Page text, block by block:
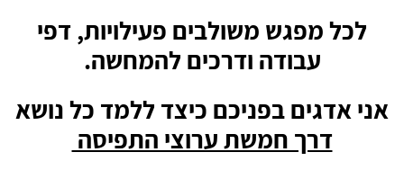
לכל מפגש משולבים פעילויות, דפי
עבודה ודרכים להמחשה.
אני אדגים בפניכם כיצד ללמד כל נושא
דרך חמשת ערוצי התפיסה